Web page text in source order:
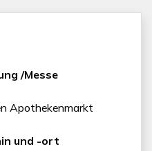
/Messe
Apothekenmarkt
und -ort